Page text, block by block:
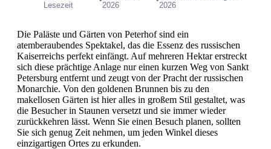
Lesezeit
2026
2026
Die Paläste und Gärten von Peterhof sind ein
atemberaubendes Spektakel, das die Essenz des russischen
Kaiserreichs perfekt einfängt. Auf mehreren Hektar erstreckt
sich diese prächtige Anlage nur einen kurzen Weg von Sankt
Petersburg entfernt und zeugt von der Pracht der russischen
Monarchie. Von den goldenen Brunnen bis zu den
makellosen Gärten ist hier alles in großem Stil gestaltet, was
die Besucher in Staunen versetzt und sie immer wieder
zurückkehren lässt. Wenn Sie einen Besuch planen, sollten
Sie sich genug Zeit nehmen, um jeden Winkel dieses
einzigartigen Ortes zu erkunden.